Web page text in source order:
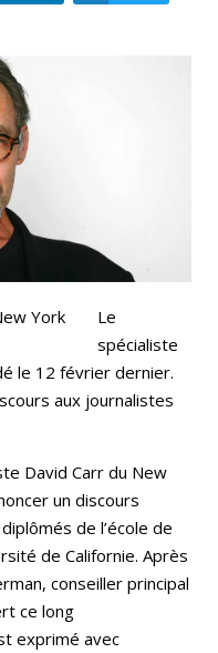
Le
spécialiste
le 12 février dernier.
aux journalistes
David Carr du New
un discours
de l’école de
de Californie. Après
conseiller principal
ce long
exprimé avec